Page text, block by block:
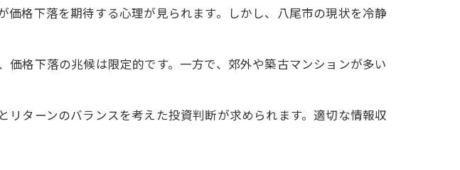
格下落を期待する心理が見られます。しかし、八尾市の現状を冷静
格下落の兆候は限定的です。一方で、郊外や築古マンションが多い
ターンのバランスを考えた投資判断が求められます。適切な情報収